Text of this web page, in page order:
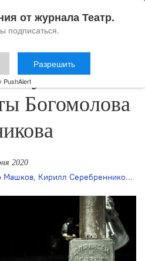
МХТ
Богомолова
2020
Машков, Кирилл Серебренников ,
от журнала Театр.
подписаться.
Разрешить
PushAlert